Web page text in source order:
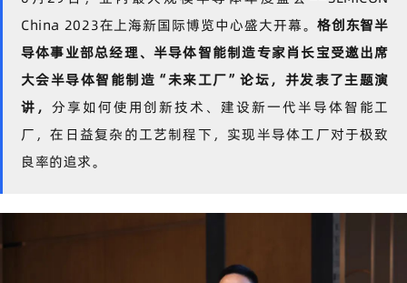
China 2023在上海新国际博览中心盛大开幕。 格创东智半
导体事业部总经理、半导体智能制造专家肖长宝受邀出席
大会半导体智能制造“未来工厂”论坛，并发表了主题演
讲， 分享如何使用创新技术、建设新一代半导体智能工
厂，在日益复杂的工艺制程下，实现半导体工厂对于极致
良率的追求。